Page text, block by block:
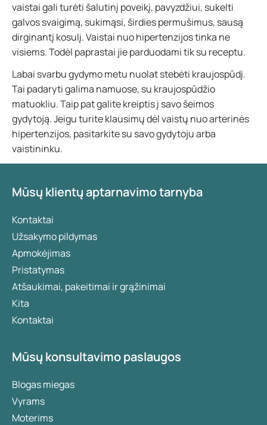
vaistai gali turėti šalutinį poveikį, pavyzdžiui, sukelti
galvos svaigimą, sukimąsi, širdies permušimus, sausą
dirginantį kosulį. Vaistai nuo hipertenzijos tinka ne
visiems. Todėl paprastai jie parduodami tik su receptu.
Labai svarbu gydymo metu nuolat stebėti kraujospūdį.
Tai padaryti galima namuose, su kraujospūdžio
matuokliu. Taip pat galite kreiptis į savo šeimos
gydytoją. Jeigu turite klausimų dėl vaistų nuo arterinės
hipertenzijos, pasitarkite su savo gydytoju arba
vaistininku.
Mūsų klientų aptarnavimo tarnyba
Kontaktai
Užsakymo pildymas
Apmokėjimas
Pristatymas
Atšaukimai, pakeitimai ir grąžinimai
Kita
Kontaktai
Mūsų konsultavimo paslaugos
Blogas miegas
Vyrams
Moterims